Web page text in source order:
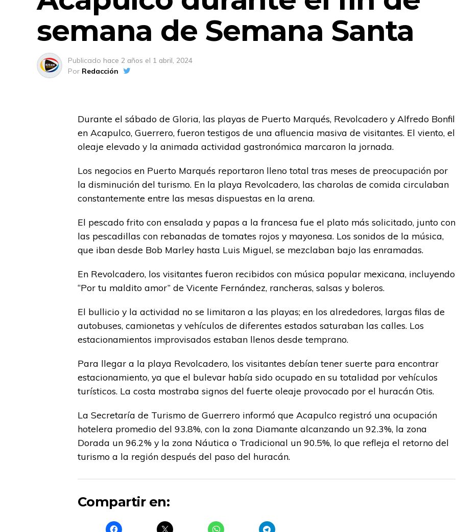
semana de Semana Santa
Publicado hace 2 años el 1 abril, 2024
Por Redacción
Durante el sábado de Gloria, las playas de Puerto Marqués, Revolcadero y Alfredo Bonfil
en Acapulco, Guerrero, fueron testigos de una afluencia masiva de visitantes. El viento, el
oleaje elevado y la animada actividad gastronómica marcaron la jornada.
Los negocios en Puerto Marqués reportaron lleno total tras meses de preocupación por
la disminución del turismo. En la playa Revolcadero, las charolas de comida circulaban
constantemente entre las mesas dispuestas en la arena.
El pescado frito con ensalada y papas a la francesa fue el plato más solicitado, junto con
las pescadillas con rebanadas de tomates rojos y mayonesa. Los sonidos de la música,
que iban desde Bob Marley hasta Luis Miguel, se mezclaban bajo las enramadas.
En Revolcadero, los visitantes fueron recibidos con música popular mexicana, incluyendo
“Por tu maldito amor” de Vicente Fernández, rancheras, salsas y boleros.
El bullicio y la actividad no se limitaron a las playas; en los alrededores, largas filas de
autobuses, camionetas y vehículos de diferentes estados saturaban las calles. Los
estacionamientos improvisados estaban llenos desde temprano.
Para llegar a la playa Revolcadero, los visitantes debían tener suerte para encontrar
estacionamiento, ya que el bulevar había sido ocupado en su totalidad por vehículos
turísticos. La costa mostraba signos del fuerte oleaje provocado por el huracán Otis.
La Secretaría de Turismo de Guerrero informó que Acapulco registró una ocupación
hotelera promedio del 93.8%, con la zona Diamante alcanzando un 92.3%, la zona
Dorada un 96.2% y la zona Náutica o Tradicional un 90.5%, lo que refleja el retorno del
turismo a la región después del paso del huracán.
Compartir en: